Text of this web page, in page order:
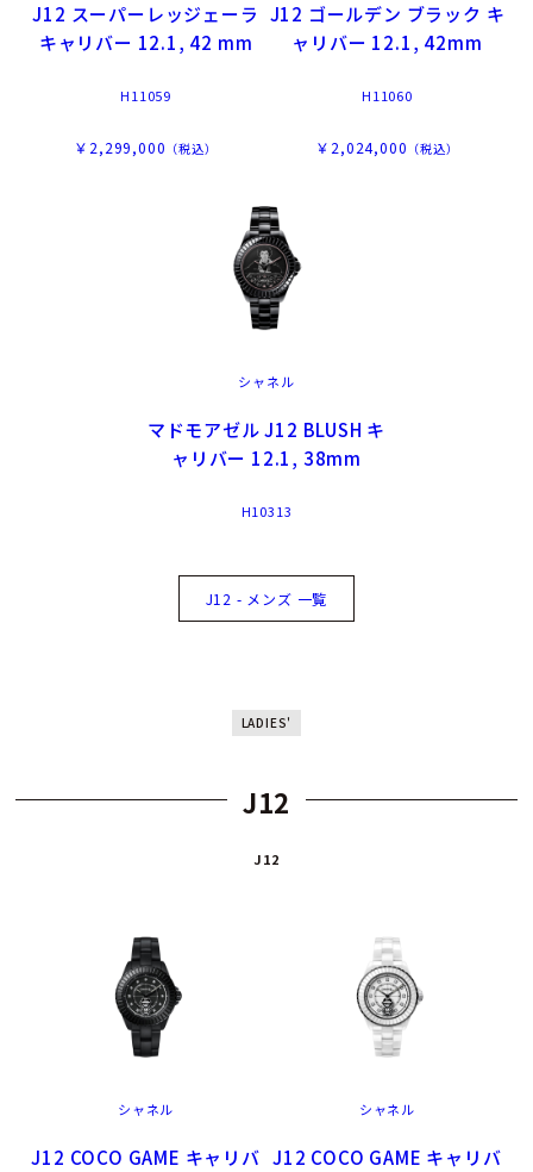
J12 スーパーレッジェーラ
キャリバー 12.1, 42 mm
H11059
￥2,299,000 （税込）
J12 ゴールデン ブラック キ
ャリバー 12.1, 42mm
H11060
￥2,024,000 （税込）
シャネル
マドモアゼル J12 BLUSH キ
ャリバー 12.1, 38mm
H10313
J12 - メンズ 一覧
LADIES'
J12
J12
シャネル
J12 COCO GAME キャリバ
シャネル
J12 COCO GAME キャリバ